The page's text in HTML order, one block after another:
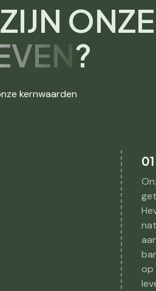
ONZE
?
kernwaarden
op